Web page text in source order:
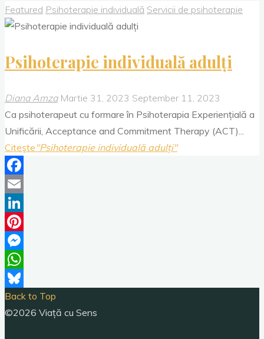
Featured Psihoterapie individuală Servicii de psihoterapie
Psihoterapie individuală adulți
Diana Amza Martie 31, 2023 September 11, 2023
Ca psihoterapeut cu formare în Psihoterapia Experiențială a
Unificării, Acceptance and Commitment Therapy (ACT)...
Citeşte "Psihoterapie individuală adulți"
Facebook
Email
LinkedIn
Pinterest
Messenger
WhatsApp
Bluesky
Back to Top
©2026 Viață cu Sens